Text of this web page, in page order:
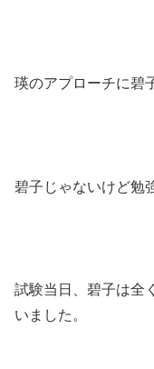
瑛のアプローチに碧
碧子じゃないけど勉
試験当日、碧子は全
いました。